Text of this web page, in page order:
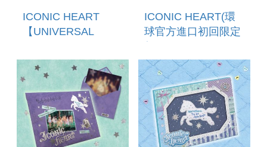
ICONIC HEART
【UNIVERSAL
盤(CD+GOODS)】
(日本環球進口版)((預
購至7/23 12:00止)
ICONIC HEART(環
球官方進口初回限定
PHOTOBOOK)